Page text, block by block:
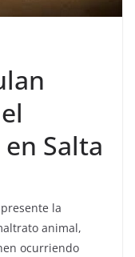
Salta
la
animal,
ocurriendo